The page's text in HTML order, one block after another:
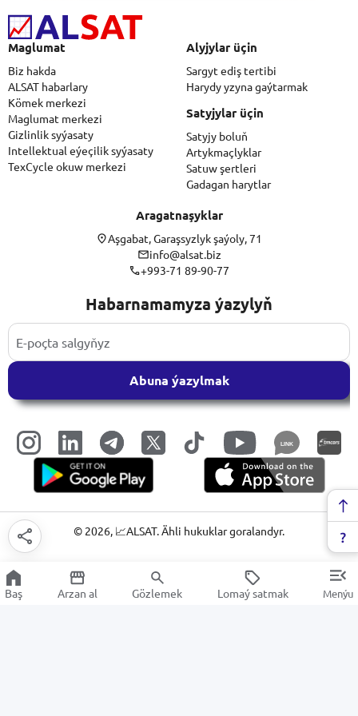
Maglumat
Biz hakda
ALSAT habarlary
Kömek merkezi
Maglumat merkezi
Gizlinlik syýasaty
Intellektual eýeçilik syýasaty
TexCycle okuw merkezi
Alyjylar üçin
Sargyt ediş tertibi
Harydy yzyna gaýtarmak
Satyjylar üçin
Satyjy boluň
Artykmaçlyklar
Satuw şertleri
Gadagan harytlar
Aragatnaşyklar
Aşgabat, Garaşsyzlyk şaýoly, 71
info@alsat.biz
+993-71 89-90-77
Habarnamamyza ýazylyň
Abuna ýazylmak
LINK
© 2026, 📈ALSAT. Ähli hukuklar goralandyr.
Baş Arzan al Gözlemek Lomaý satmak Menýu